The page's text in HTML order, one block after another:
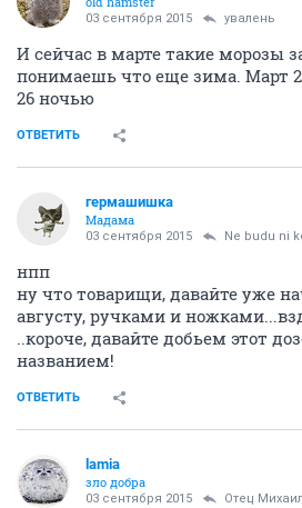
03 сентября 2015 увалень
И сейчас в марте такие морозы
понимаешь что еще зима. Март
26 ночью
ОТВЕТИТЬ
гермашишка
Мадама
03 сентября 2015 Ne budu ni
нпп
ну что товарищи, давайте уже
августу, ручками и
..короче, давайте добьем этот
названием!
ОТВЕТИТЬ
lamia
зло добра
03 сентября 2015 Отец Михаил